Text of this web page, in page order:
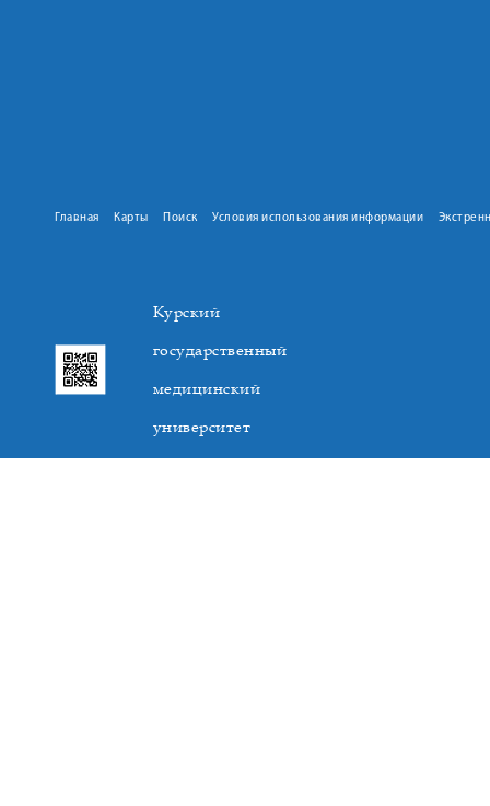
Главная Карты Поиск Условия использования информации
Курский
государственный
медицинский
университет